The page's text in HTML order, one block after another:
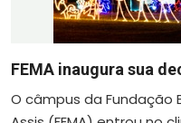
FEMA inaugura sua
O câmpus da Fundação